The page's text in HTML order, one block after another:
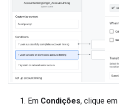
Em Condições, clique em